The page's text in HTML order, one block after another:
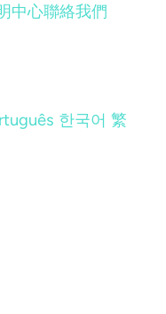
中心聯絡我們
한국어 繁